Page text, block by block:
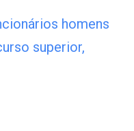
homens
superior,